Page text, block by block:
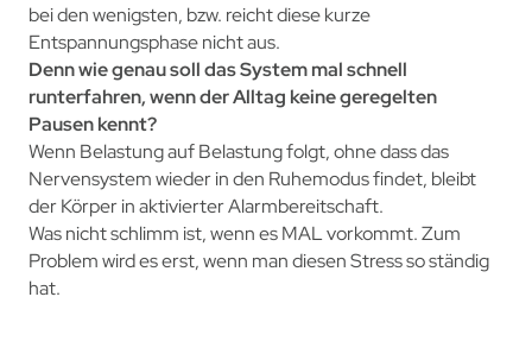
bei den wenigsten, bzw. reicht diese kurze
Entspannungsphase nicht aus.
Denn wie genau soll das System mal schnell
runterfahren, wenn der Alltag keine geregelten
Pausen kennt?
Wenn Belastung auf Belastung folgt, ohne dass das
Nervensystem wieder in den Ruhemodus findet, bleibt
der Körper in aktivierter Alarmbereitschaft.
Was nicht schlimm ist, wenn es MAL vorkommt. Zum
Problem wird es erst, wenn man diesen Stress so ständig
hat.